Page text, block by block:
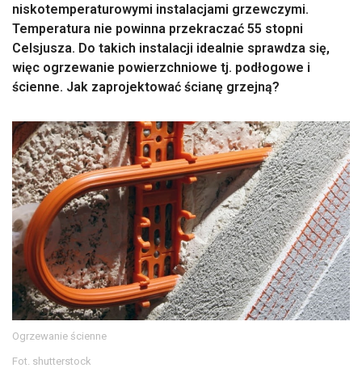
niskotemperaturowymi instalacjami grzewczymi.
Temperatura nie powinna przekraczać 55 stopni
Celsjusza. Do takich instalacji idealnie sprawdza się,
więc ogrzewanie powierzchniowe tj. podłogowe i
ścienne. Jak zaprojektować ścianę grzejną?
Ogrzewanie ścienne
Fot. shutterstock